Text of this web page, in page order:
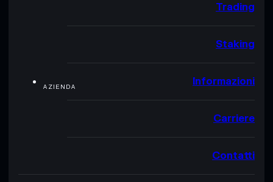
Trading
Staking
AZIENDA Informazioni
Carriere
Contatti